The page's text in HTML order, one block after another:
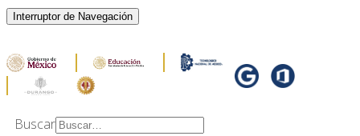
Interruptor de Navegación
Buscar